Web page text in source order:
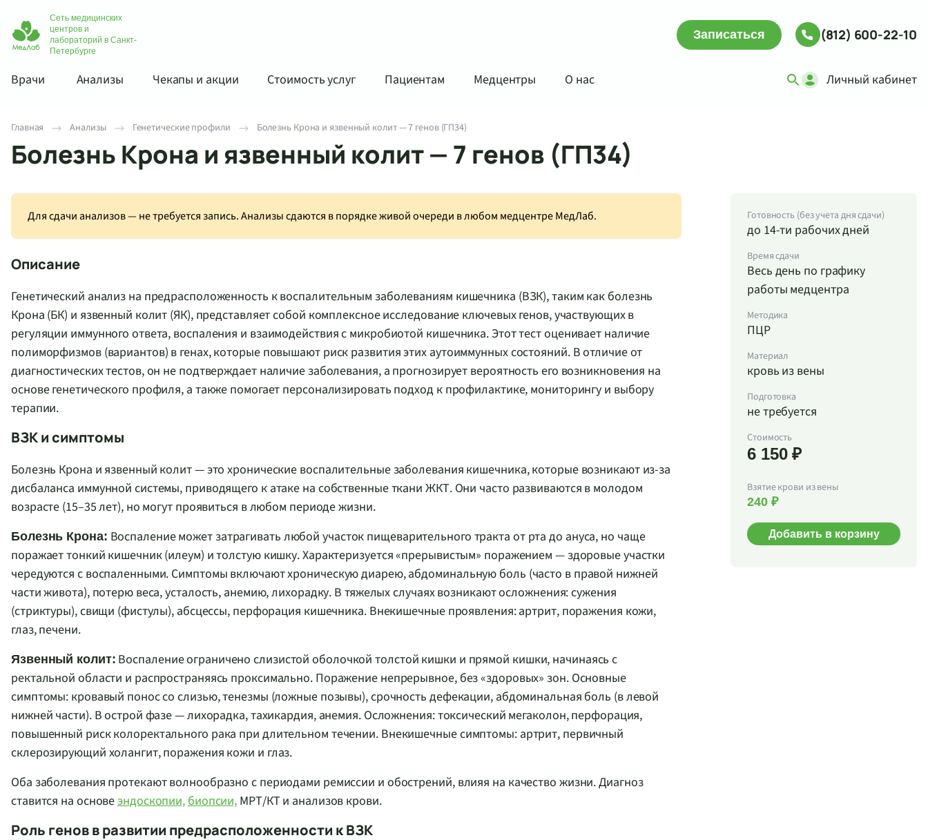
Сеть медицинских
центров и
лабораторий в Санкт-
Петербурге
Записаться (812) 600-22-10
Врачи Анализы Чекапы и акции Стоимость услуг Пациентам Медцентры О нас Личный кабинет
Главная Анализы Генетические профили Болезнь Крона и язвенный колит — 7 генов (ГП34)
Болезнь Крона и язвенный колит — 7 генов (ГП34)
Для сдачи анализов — не требуется запись. Анализы сдаются в порядке живой очереди в любом медцентре МедЛаб.
Описание
Генетический анализ на предрасположенность к воспалительным заболеваниям кишечника (ВЗК), таким как болезнь
Крона (БК) и язвенный колит (ЯК), представляет собой комплексное исследование ключевых генов, участвующих в
регуляции иммунного ответа, воспаления и взаимодействия с микробиотой кишечника. Этот тест оценивает наличие
полиморфизмов (вариантов) в генах, которые повышают риск развития этих аутоиммунных состояний. В отличие от
диагностических тестов, он не подтверждает наличие заболевания, а прогнозирует вероятность его возникновения на
основе генетического профиля, а также помогает персонализировать подход к профилактике, мониторингу и выбору
терапии.
ВЗК и симптомы
Болезнь Крона и язвенный колит — это хронические воспалительные заболевания кишечника, которые возникают из-за
дисбаланса иммунной системы, приводящего к атаке на собственные ткани ЖКТ. Они часто развиваются в молодом
возрасте (15–35 лет), но могут проявиться в любом периоде жизни.
Болезнь Крона: Воспаление может затрагивать любой участок пищеварительного тракта от рта до ануса, но чаще
поражает тонкий кишечник (илеум) и толстую кишку. Характеризуется «прерывистым» поражением — здоровые участки
чередуются с воспаленными. Симптомы включают хроническую диарею, абдоминальную боль (часто в правой нижней
части живота), потерю веса, усталость, анемию, лихорадку. В тяжелых случаях возникают осложнения: сужения
(стриктуры), свищи (фистулы), абсцессы, перфорация кишечника. Внекишечные проявления: артрит, поражения кожи,
глаз, печени.
Язвенный колит: Воспаление ограничено слизистой оболочкой толстой кишки и прямой кишки, начинаясь с
ректальной области и распространяясь проксимально. Поражение непрерывное, без «здоровых» зон. Основные
симптомы: кровавый понос со слизью, тенезмы (ложные позывы), срочность дефекации, абдоминальная боль (в левой
нижней части). В острой фазе — лихорадка, тахикардия, анемия. Осложнения: токсический мегаколон, перфорация,
повышенный риск колоректального рака при длительном течении. Внекишечные симптомы: артрит, первичный
склерозирующий холангит, поражения кожи и глаз.
Оба заболевания протекают волнообразно с периодами ремиссии и обострений, влияя на качество жизни. Диагноз
ставится на основеэндоскопии,биопсии, МРТ/КТ и анализов крови.
Роль генов в развитии предрасположенности к ВЗК
Готовность (без учета дня сдачи)
до 14-ти рабочих дней
Время сдачи
Весь день по графику
работы медцентра
Методика
ПЦР
Материал
кровь из вены
Подготовка
не требуется
Стоимость
6 150 ₽
Взятие крови из вены
240 ₽
Добавить в корзину